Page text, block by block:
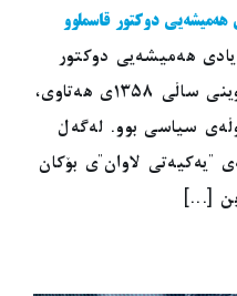
هەمیشەیی دوکتور قاسملوو
یادی هەمیشەیی دوکتور
قاسملوو کامران ئەمین ئاوە هاوینی ساڵی ١٣٥٨ی هەتاوی،
سیاسی بوو. لەگەڵ
"یەکیەتی لاوان"ی بۆکان
[...]